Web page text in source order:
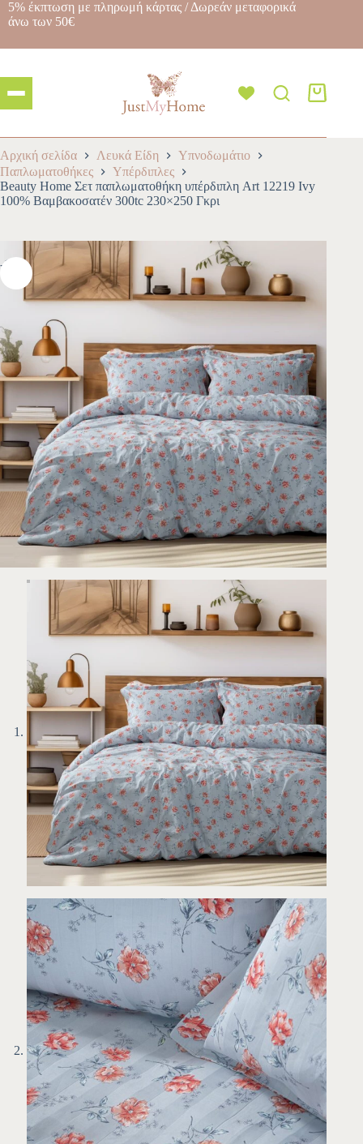
5% έκπτωση με πληρωμή κάρτας / Δωρεάν μεταφορικά
άνω των 50€
Αρχική σελίδα Λευκά Είδη
Υπνοδωμάτιο
Παπλωματοθήκες
Υπέρδιπλες
Beauty Home Σετ παπλωματοθήκη υπέρδιπλη Art 12219 Ivy
100% Βαμβακοσατέν 300tc 230×250 Γκρι
-10%